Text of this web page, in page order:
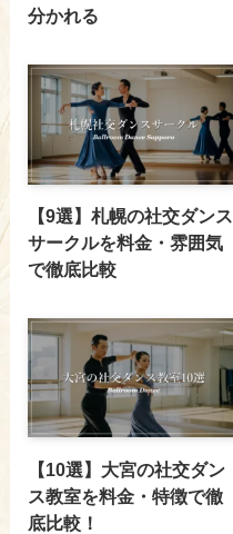
分かれる
【9選】札幌の社交ダンス
サークルを料金・雰囲気
で徹底比較
【10選】大宮の社交ダン
ス教室を料金・特徴で徹
底比較！